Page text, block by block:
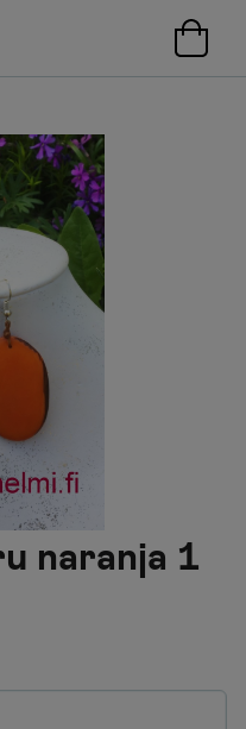
naranja 1